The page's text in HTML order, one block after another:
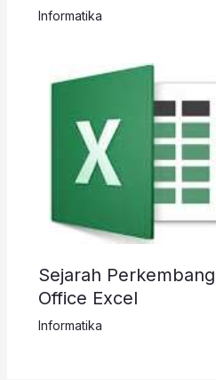
Informatika
Sejarah
Office Excel
Informatika